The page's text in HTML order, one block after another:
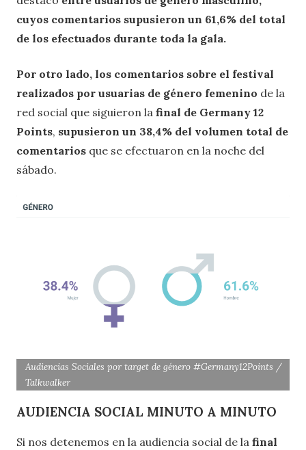
cuyos comentarios supusieron un 61,6% del total
de los efectuados durante toda la gala.
Por otro lado, los comentarios sobre el festival
realizados por usuarias de género femenino de la
red social que siguieron la final de Germany 12
Points, supusieron un 38,4% del volumen total de
comentarios que se efectuaron en la noche del
sábado.
Audiencias Sociales por target de género #Germany12Points /
Talkwalker
AUDIENCIA SOCIAL MINUTO A MINUTO
Si nos detenemos en la audiencia social de la final